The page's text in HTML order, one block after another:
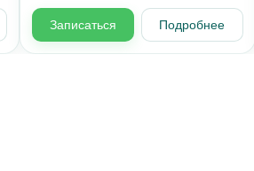
Записаться Подробнее